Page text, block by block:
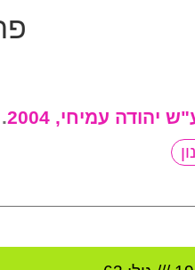
יהודה עמיחי, 2004 .